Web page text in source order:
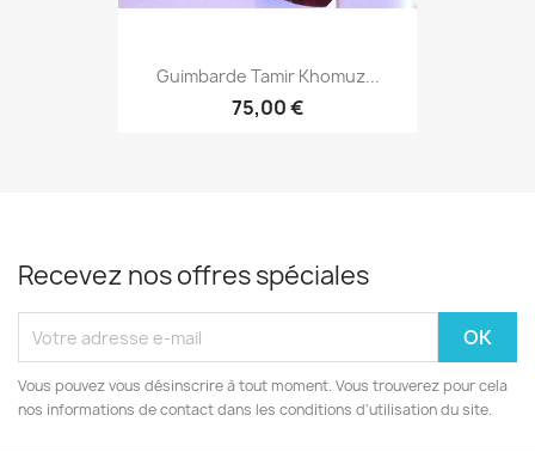
Guimbarde Tamir Khomuz...
75,00 €
Recevez nos offres spéciales
Vous pouvez vous désinscrire à tout moment. Vous trouverez pour cela
nos informations de contact dans les conditions d'utilisation du site.